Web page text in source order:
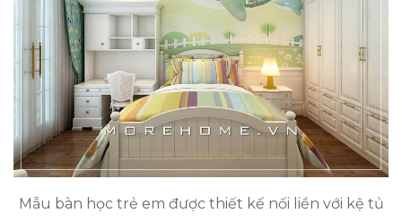
Mẫu bàn học trẻ em được thiết kế nối liền với kệ tủ